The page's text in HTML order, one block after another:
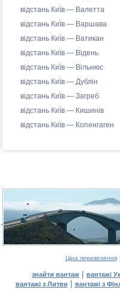
відстань Київ — Валетта
відстань Київ — Варшава
відстань Київ — Ватикан
відстань Київ — Відень
відстань Київ — Вільнюс
відстань Київ — Дублін
відстань Київ — Загреб
відстань Київ — Кишинів
відстань Київ — Копенгаген
Ціна перевезення
знайти вантаж | вантажі
вантажі з Литви | вантажі з